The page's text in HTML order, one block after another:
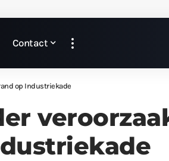
Contact
op Industriekade